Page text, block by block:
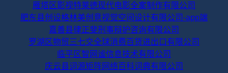
雁塔区影视特莱德现代电影全案制作有限公司
肥东县创设格林美创意视觉空间设计有限公司-app端
嘉善县律正斐刑事辩护咨询有限公司
罗湖区物贸三七交全球消费百货进出口有限公司
临平区智网谧信息技术有限公司
庆云县词源矩阵网络百科词典有限公司